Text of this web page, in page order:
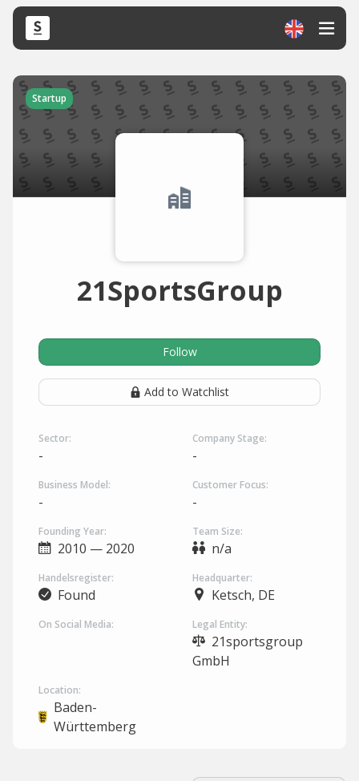
Startup
21SportsGroup
Follow
Add to Watchlist
Sector:
-
Company Stage:
-
Business Model:
-
Customer Focus:
-
Founding Year:
2010 — 2020
Team Size:
n/a
Handelsregister:
Found
Headquarter:
Ketsch, DE
On Social Media: Legal Entity:
21sportsgroup
GmbH
Location:
Baden-
Württemberg